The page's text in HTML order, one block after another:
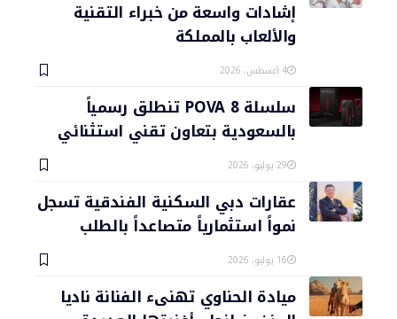
إشادات واسعة من خبراء التقنية
والألعاب بالمملكة
4 أغسطس، 2026
سلسلة POVA 8 تنطلق رسمياً
بالسعودية بتعاون تقني استثنائي
29 يوليو، 2026
عقارات دبي السكنية الفندقية تسجل
نمواً استثمارياً متصاعداً بالطلب
16 يوليو، 2026
ميادة الحناوي تهنىء الفنانة ناديا